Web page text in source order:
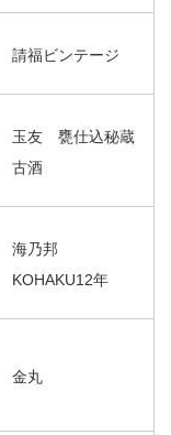
請福ビンテージ
玉友 甕仕込秘蔵
古酒
海乃邦
KOHAKU12年
金丸